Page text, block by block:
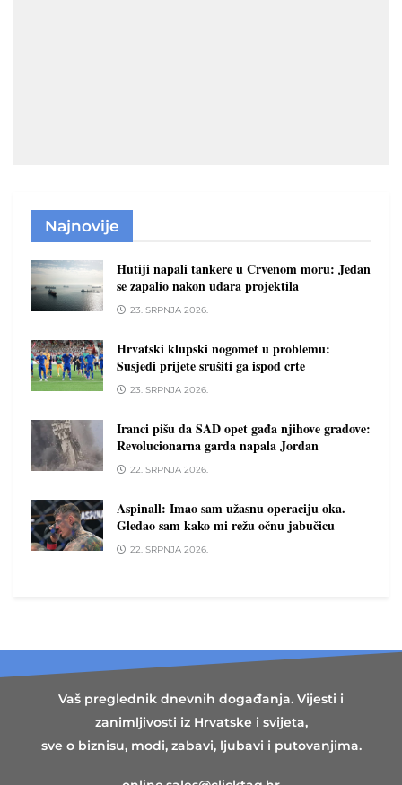
Najnovije
Hutiji napali tankere u Crvenom moru: Jedan
se zapalio nakon udara projektila
23. SRPNJA 2026.
Hrvatski klupski nogomet u problemu:
Susjedi prijete srušiti ga ispod crte
23. SRPNJA 2026.
Iranci pišu da SAD opet gađa njihove gradove:
Revolucionarna garda napala Jordan
22. SRPNJA 2026.
Aspinall: Imao sam užasnu operaciju oka.
Gledao sam kako mi režu očnu jabučicu
22. SRPNJA 2026.
Vaš preglednik dnevnih događanja. Vijesti i
zanimljivosti iz Hrvatske i svijeta,
sve o biznisu, modi, zabavi, ljubavi i putovanjima.